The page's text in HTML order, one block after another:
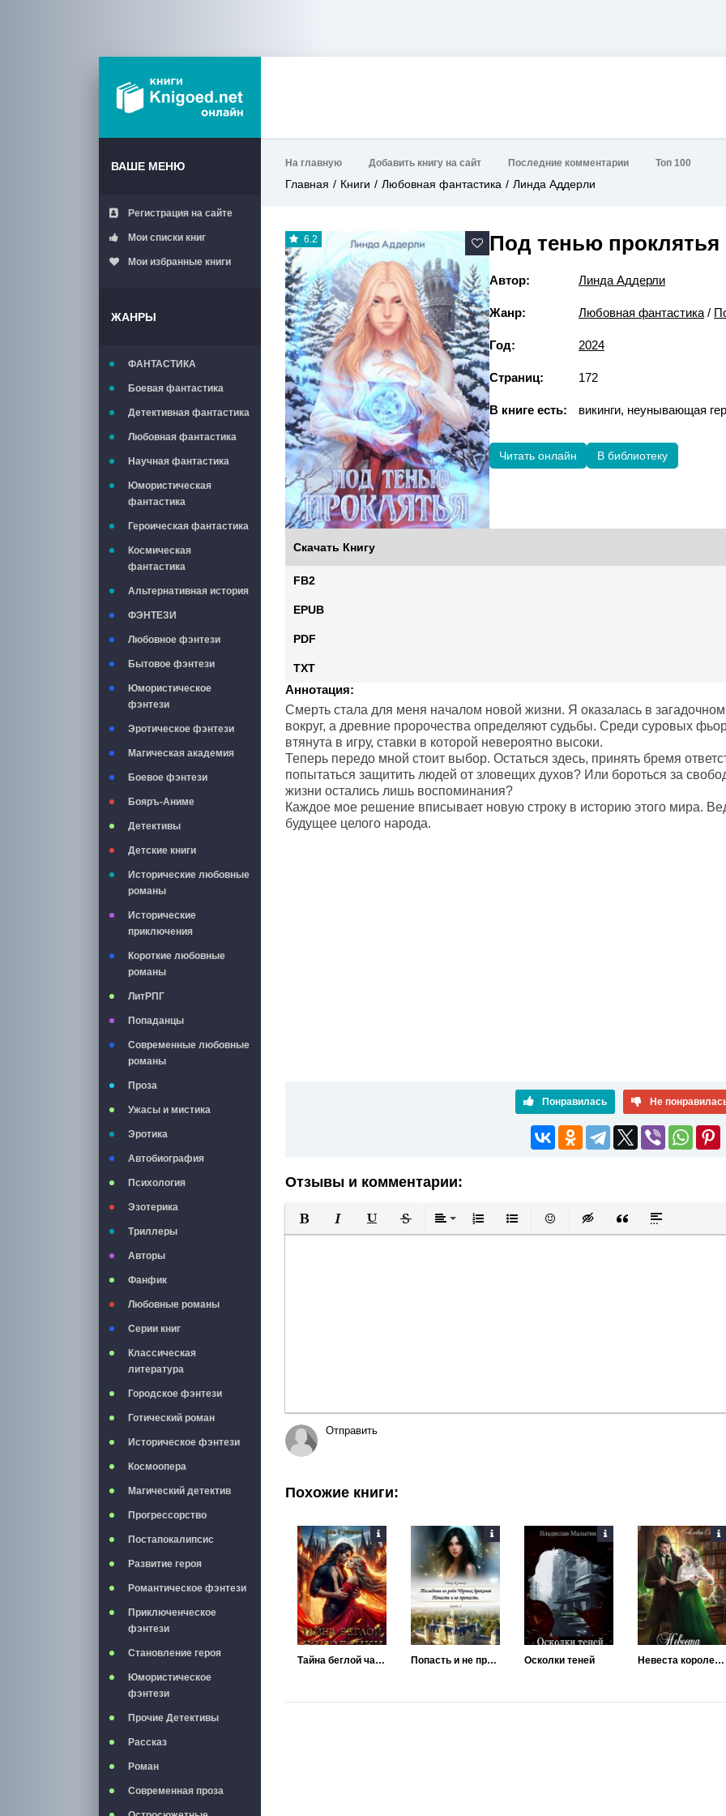
ВАШЕ МЕНЮ
Регистрация на сайте
Мои списки книг
Мои избранные книги
ЖАНРЫ
ФАНТАСТИКА
Боевая фантастика
Детективная фантастика
Любовная фантастика
Научная фантастика
Юмористическая
фантастика
Героическая фантастика
Космическая
фантастика
Альтернативная история
ФЭНТЕЗИ
Любовное фэнтези
Бытовое фэнтези
Юмористическое
фэнтези
Эротическое фэнтези
Магическая академия
Боевое фэнтези
Бояръ-Аниме
Детективы
Детские книги
Исторические любовные
романы
Исторические
приключения
Короткие любовные
романы
ЛитРПГ
Попаданцы
Современные любовные
романы
Проза
Ужасы и мистика
Эротика
Автобиография
Психология
Эзотерика
Триллеры
Авторы
Фанфик
Любовные романы
Серии книг
Классическая
литература
Городское фэнтези
Готический роман
Историческое фэнтези
Космоопера
Магический детектив
Прогрессорство
Постапокалипсис
Развитие героя
Романтическое фэнтези
Приключенческое
фэнтези
Становление героя
Юмористическое
фэнтези
Прочие Детективы
Рассказ
Роман
Современная проза
На главную Добавить книгу на сайт Последние комментарии Топ 100
Главная Книги Любовная фантастика Линда Аддерли
6.2 Под тенью проклятья
Автор: Линда Аддерли
Жанр: Любовная фантастика /
Год: 2024
Страниц: 172
В книге есть: викинги, неунывающая
Читать онлайн В библиотеку
Скачать Книгу
FB2
EPUB
PDF
TXT
Аннотация:
Смерть стала для меня началом новой жизни. Я оказалась в
вокруг, а древние пророчества определяют судьбы. Среди суровых
втянута в игру, ставки в которой невероятно высоки.
Теперь передо мной стоит выбор. Остаться здесь, принять бремя
попытаться защитить людей от зловещих духов? Или бороться за
жизни остались лишь воспоминания?
Каждое мое решение вписывает новую строку в историю этого мира.
будущее целого народа.
Понравилась Не
Отзывы и комментарии:
Полужирный
КурсивПодчеркнутый
ЗачеркнутыйВыравнивание
Нумерованный список
Маркированный список
Вставить смайлик
Вставка скрытого текста
Вставка цитаты
Вставка
Отправить
Похожие книги:
Тайна беглой чародейки Попасть и не пропасть Осколки теней Невеста королевского зельевара